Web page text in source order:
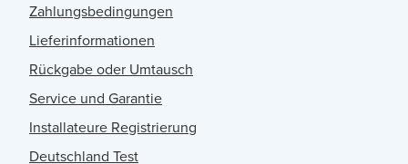
Zahlungsbedingungen
Lieferinformationen
Rückgabe oder Umtausch
Service und Garantie
Installateure Registrierung
Deutschland Test